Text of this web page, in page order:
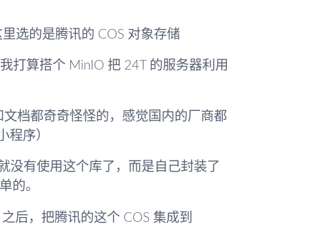
选的是腾讯的 COS 对象存储
打算搭个 MinIO 把 24T 的服务器利用
档都奇奇怪怪的，感觉国内的厂商都
程序）
没有使用这个库了，而是自己封装了
的。
后，把腾讯的这个 COS 集成到